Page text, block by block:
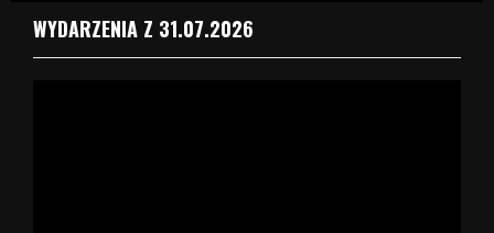
WYDARZENIA Z 31.07.2026